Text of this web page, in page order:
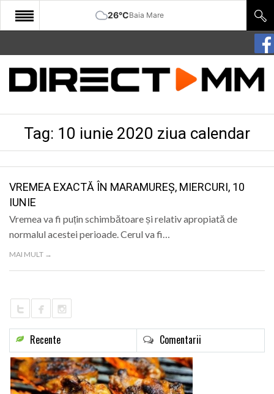
26°CBaia Mare
START
COMUNITATE
CULTURA
SANATATE
SPORT
SPECIAL
POLITIC
Tag: 10 iunie 2020 ziua calendar
VREMEA EXACTĂ ÎN MARAMUREȘ, MIERCURI, 10
IUNIE
Vremea va fi puțin schimbătoare și relativ apropiată de
normalul acestei perioade. Cerul va fi…
MAI MULT →
Recente Comentarii